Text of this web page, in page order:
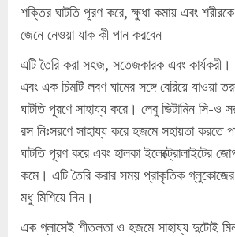
শক্তির ঘাটতি পূরণ করে, ক্ষুধা কমায় এবং
জেনে নেওয়া যাক কী পান করবেন-
এটি তৈরি করা সহজ, সতেজকারক এবং কার্যকরী।
এবং এক চিমটি লবণ ঘামের সঙ্গে বেরিয়ে যাওয়া
ঘাটতি পূরণে সাহায্য করে। লেবু ভিটামিন সি-ও
রস নিঃসরণে সাহায্য করে হজমে সহায়তা করতে
ঘাটতি পূরণ করে এবং হালকা ইলেক্ট্রোলাইটের
কমে। এটি তৈরি করার সময় প্রাকৃতিক
মধু মিশিয়ে নিন।
এক গ্লাসেই শীতলতা ও হজমে সাহায্য দুটোই